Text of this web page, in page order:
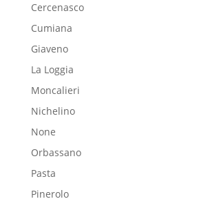
Cercenasco
Cumiana
Giaveno
La Loggia
Moncalieri
Nichelino
None
Orbassano
Pasta
Pinerolo